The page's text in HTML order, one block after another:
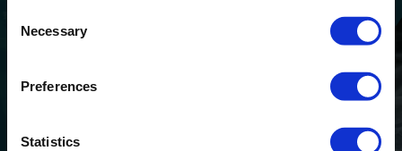
Selection
Necessary
Preferences
Statistics
répondrons dans les plus brefs délais !
APPLIQUER MAINTENANT